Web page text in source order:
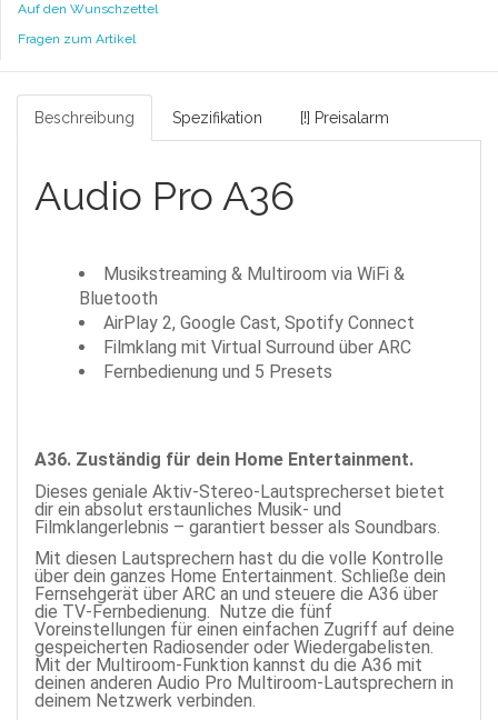
Auf den Wunschzettel
Fragen zum Artikel
Beschreibung Spezifikation [!] Preisalarm
Audio Pro A36
Musikstreaming & Multiroom via WiFi &
Bluetooth
AirPlay 2, Google Cast, Spotify Connect
Filmklang mit Virtual Surround über ARC
Fernbedienung und 5 Presets
A36. Zuständig für dein Home Entertainment.
Dieses geniale Aktiv-Stereo-Lautsprecherset bietet
dir ein absolut erstaunliches Musik- und
Filmklangerlebnis – garantiert besser als Soundbars.
Mit diesen Lautsprechern hast du die volle Kontrolle
über dein ganzes Home Entertainment. Schließe dein
Fernsehgerät über ARC an und steuere die A36 über
die TV-Fernbedienung. Nutze die fünf
Voreinstellungen für einen einfachen Zugriff auf deine
gespeicherten Radiosender oder Wiedergabelisten.
Mit der Multiroom-Funktion kannst du die A36 mit
deinen anderen Audio Pro Multiroom-Lautsprechern in
deinem Netzwerk verbinden.